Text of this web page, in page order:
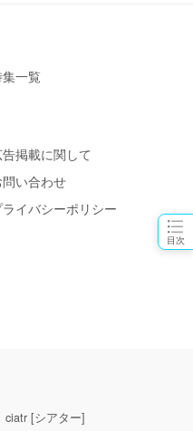
目次
一覧
告掲載に関して
問い合わせ
ライバシーポリシー
ciatr [シアター]